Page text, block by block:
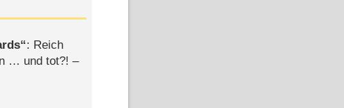
: Reich
… und tot?! –